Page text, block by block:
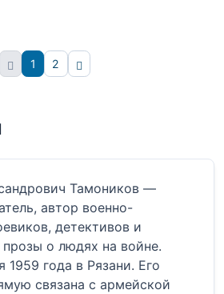
1 2
Вперёд
Тамоников —
автор военно-
детективов и
о людях на войне.
года в Рязани. Его
связана с армейской